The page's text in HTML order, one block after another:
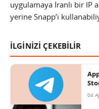
uygulamaya İranlı bir IP
yerine Snapp’i
İLGİNİZİ ÇEKEBİLİR
04